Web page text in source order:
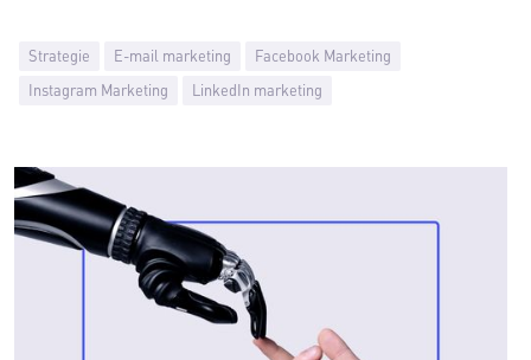
Strategie E-mail marketing
Facebook Marketing
Instagram Marketing
LinkedIn marketing